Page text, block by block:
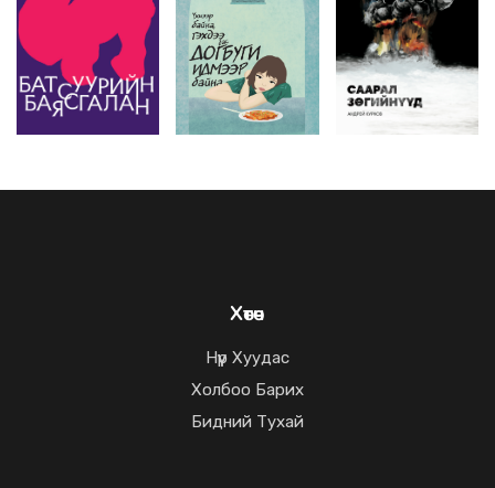
Хөтөч
Нүүр Хуудас
Холбоо Барих
Бидний Тухай